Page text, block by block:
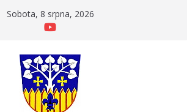
Sobota, 8 srpna, 2026